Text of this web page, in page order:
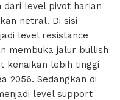
dari level pivot harian
netral. Di sisi
level resistance
membuka jalur bullish
kenaikan lebih tinggi
2056. Sedangkan di
level support